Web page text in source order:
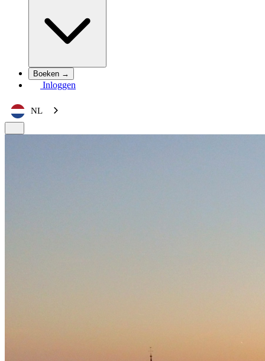
Boeken →
Inloggen
NL